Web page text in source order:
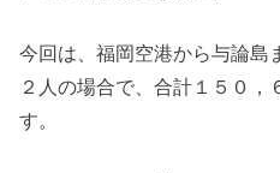
今回は、福岡空港から与論島
２人の場合で、合計１５０，
す。